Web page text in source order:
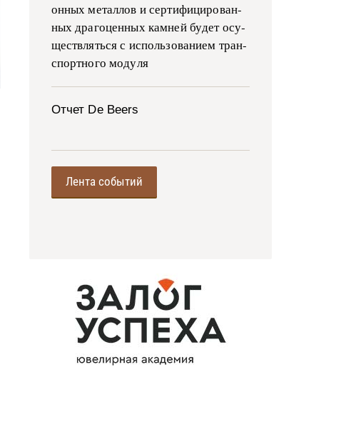
он­ных ме­тал­лов и сер­ти­фи­ци­ро­ван­
ных дра­го­цен­ных ка­м­ней бу­дет осу­
ще­ств­лять­ся с ис­поль­зо­ва­ни­ем тран­
с­пор­т­но­го мо­ду­ля
Отчет De Beers
Лента событий